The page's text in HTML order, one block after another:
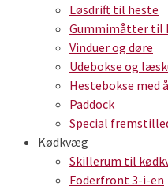
Løsdrift til heste
Gummimåtter til
Vinduer og døre
Udebokse og
Hestebokse med
Paddock
Special
Kødkvæg
Skillerum til
Foderfront 3-i-en